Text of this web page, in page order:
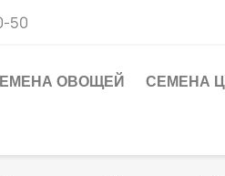
50
ОВОЩЕЙ СЕМЕНА